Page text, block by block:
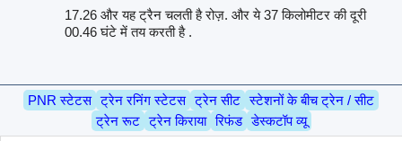
17.26 और यह ट्रैन चलती है रोज़. और ये 37 किलोमीटर की दूरी
00.46 घंटे में तय करती है .
PNR स्टेटस ट्रेन रनिंग स्टेटस ट्रेन सीट स्टेशनों के बीच ट्रेन / सीट
ट्रेन रूट ट्रेन किराया रिफंड डेस्कटॉप व्यू